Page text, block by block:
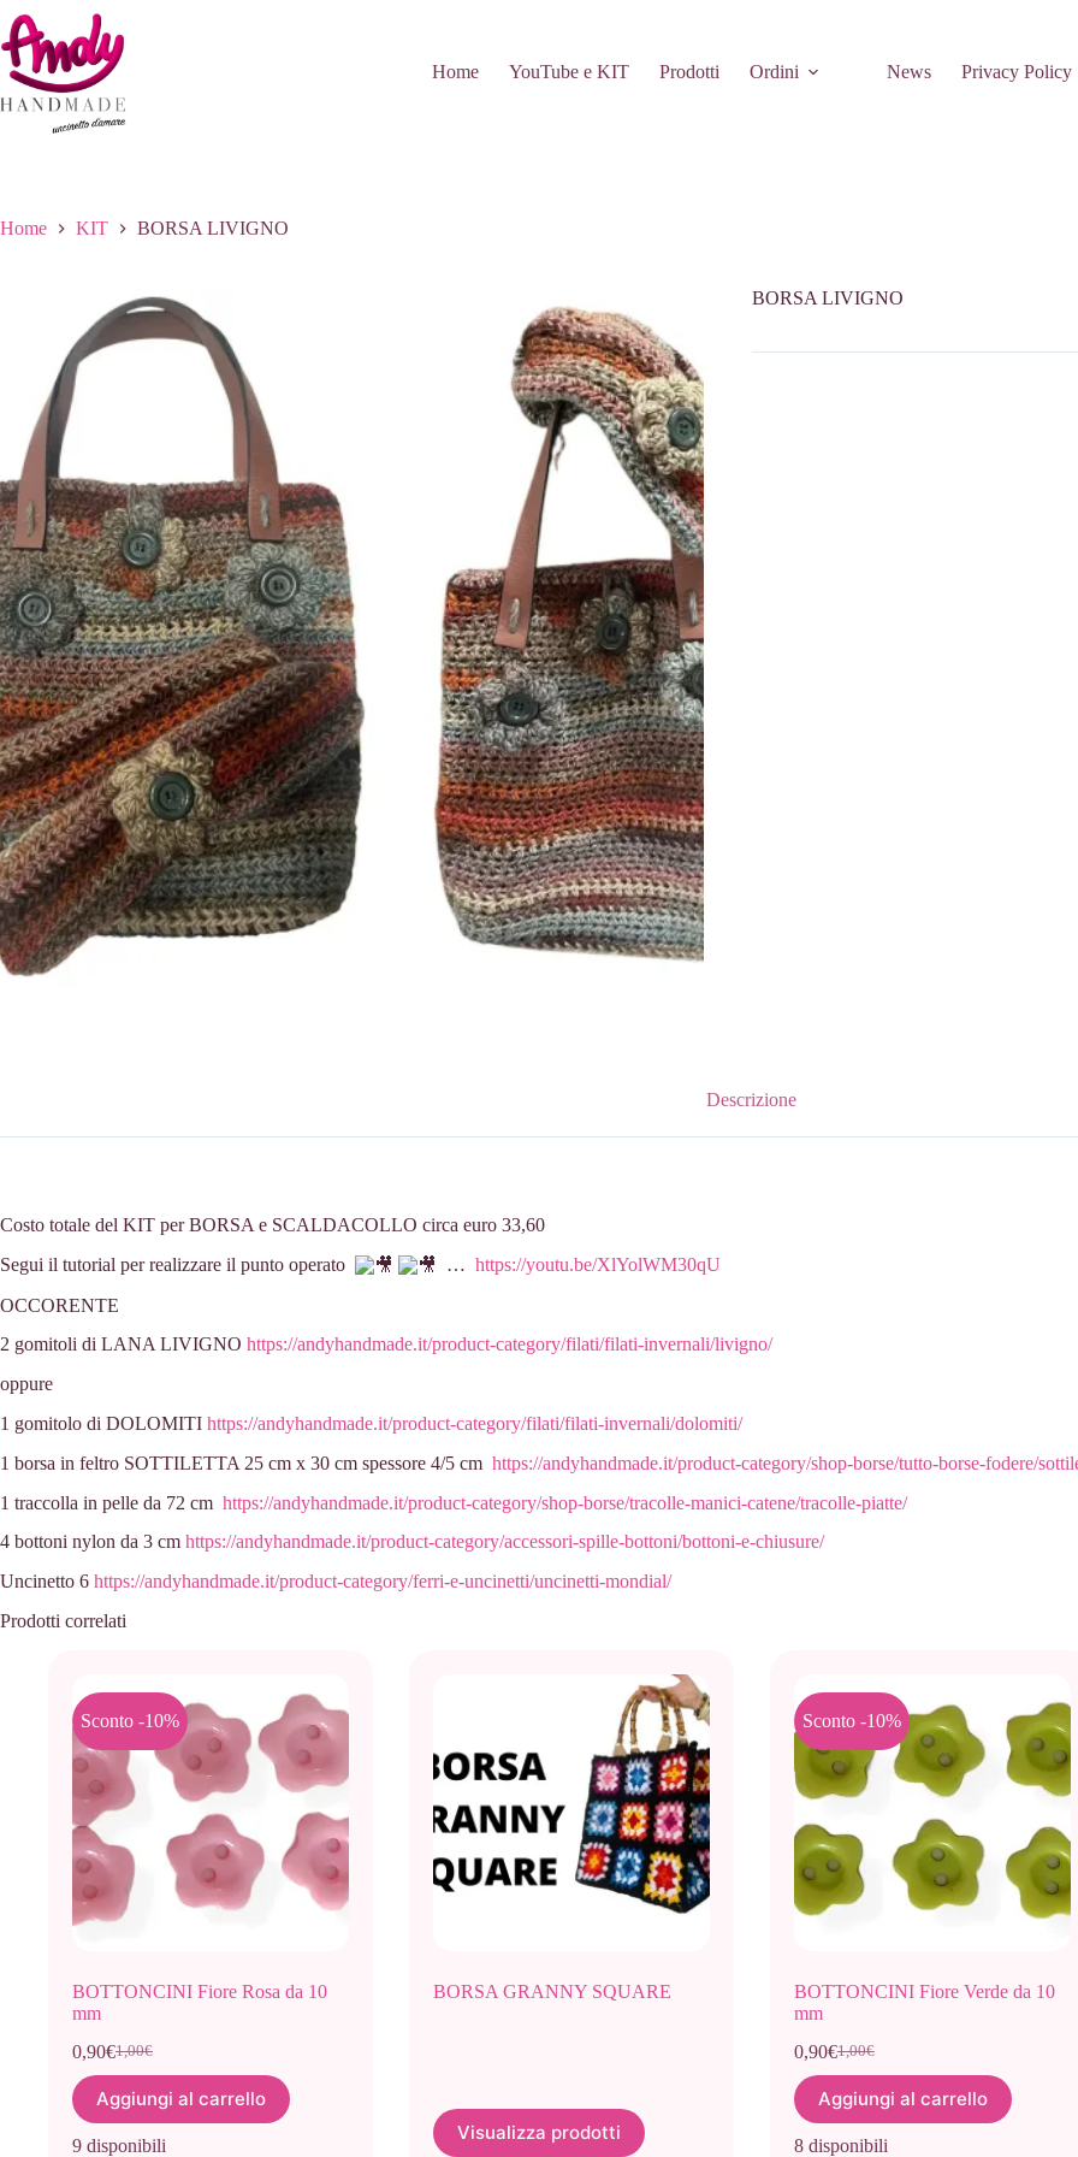
al
contenuto
Home
YouTube e KIT Prodotti Ordini News Privacy Policy
Home KIT BORSA LIVIGNO
BORSA LIVIGNO
Descrizione
Costo totale del KIT per BORSA e SCALDACOLLO circa euro 33,60
Segui il tutorial per realizzare il punto operato
… https://youtu.be/XlYolWM30qU
OCCORENTE
2 gomitoli di LANA LIVIGNO https://andyhandmade.it/product-category/filati/filati-invernali/livigno/
oppure
1 gomitolo di DOLOMITI https://andyhandmade.it/product-category/filati/filati-invernali/dolomiti/
1 borsa in feltro SOTTILETTA 25 cm x 30 cm spessore 4/5 cm https://andyhandmade.it/product-category/shop-borse/tutto-borse-fodere/
1 traccolla in pelle da 72 cm https://andyhandmade.it/product-category/shop-borse/tracolle-manici-catene/tracolle-piatte/
4 bottoni nylon da 3 cm https://andyhandmade.it/product-category/accessori-spille-bottoni/bottoni-e-chiusure/
Uncinetto 6 https://andyhandmade.it/product-category/ferri-e-uncinetti/uncinetti-mondial/
Prodotti correlati
Sconto -10%
BOTTONCINI Fiore Rosa da 10
mm
1,00€
Il
prezzo
originale
era:
1,00€.
0,90€Il
prezzo
attuale
è:
0,90€.
Aggiungi al carrello
9 disponibili
BORSA GRANNY SQUARE
Visualizza prodotti
Sconto -10%
BOTTONCINI Fiore Verde da 10
mm
1,00€
Il
prezzo
originale
era:
1,00€.
0,90€Il
prezzo
attuale
è:
0,90€.
Aggiungi al carrello
8 disponibili